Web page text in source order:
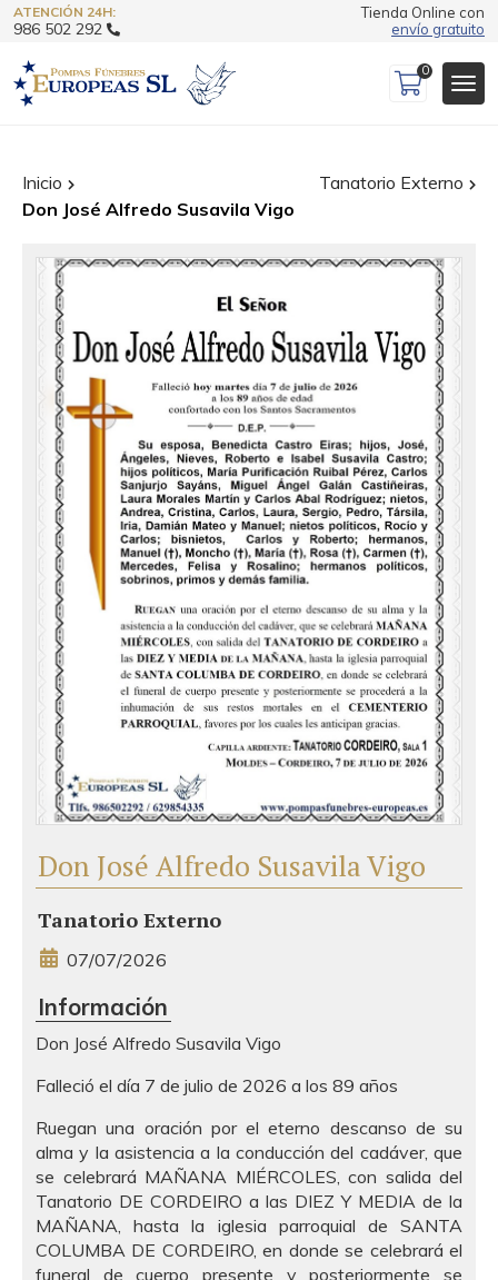
ATENCIÓN 24H:
986 502 292
Tienda Online con
envío gratuito
0
Inicio
Tanatorio Externo
Don José Alfredo Susavila Vigo
Don José Alfredo Susavila Vigo
Tanatorio Externo
07/07/2026
Información
Don José Alfredo Susavila Vigo
Falleció el día 7 de julio de 2026 a los 89 años
Ruegan una oración por el eterno descanso de su
alma y la asistencia a la conducción del cadáver, que
se celebrará MAÑANA MIÉRCOLES, con salida del
Tanatorio DE CORDEIRO a las DIEZ Y MEDIA de la
MAÑANA, hasta la iglesia parroquial de SANTA
COLUMBA DE CORDEIRO, en donde se celebrará el
funeral de cuerpo presente y posteriormente se